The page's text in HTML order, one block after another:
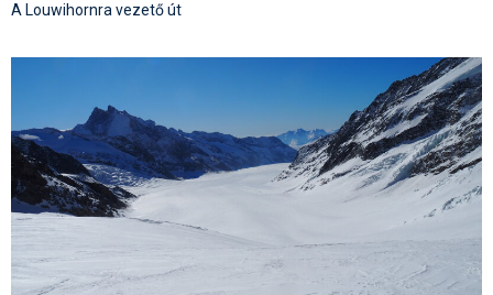
A Louwihornra vezető út